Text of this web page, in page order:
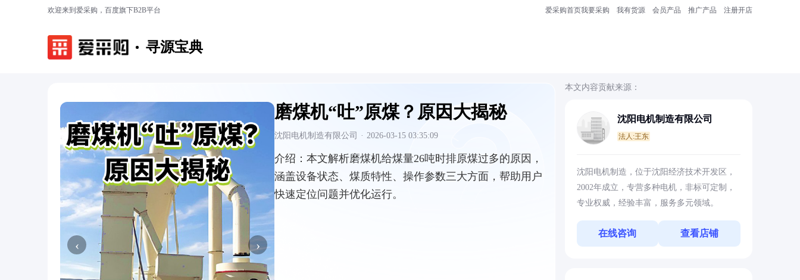
欢迎来到爱采购，百度旗下B2B平台 爱采购首页我要采购 我有货源 会员产品 推广产品 注册开店
寻源宝典
‹ ›
磨煤机“吐”原煤？原因大揭秘
沈阳电机制造有限公司 · 2026-03-15 03:35:09
介绍： 本文解析磨煤机给煤量26吨时排原煤过多的原因，
涵盖设备状态、煤质特性、操作参数三大方面，帮助用户
快速定位问题并优化运行。
本文内容贡献来源：
沈阳电机制造有限公司
法人:王东
沈阳电机制造，位于沈阳经济技术开发区，
2002年成立，专营多种电机，非标可定制，
专业权威，经验丰富，服务多元领域。
在线咨询 查看店铺